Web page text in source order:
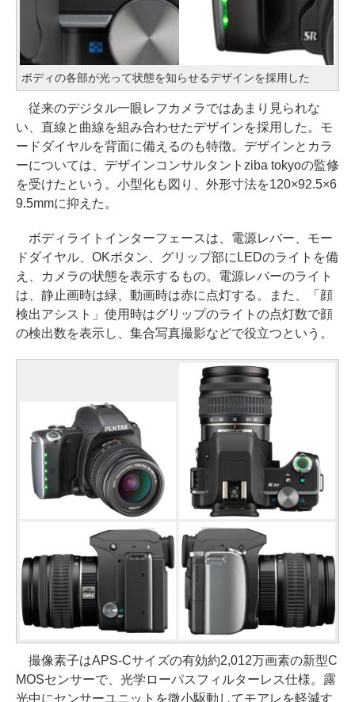
ボディの各部が光って状態を知らせるデザインを採用した
従来のデジタル一眼レフカメラではあまり見られな
い、直線と曲線を組み合わせたデザインを採用した。モ
ードダイヤルを背面に備えるのも特徴。デザインとカラ
ーについては、デザインコンサルタントziba tokyoの監修
を受けたという。小型化も図り、外形寸法を120×92.5×6
9.5mmに抑えた。
ボディライトインターフェースは、電源レバー、モー
ドダイヤル、OKボタン、グリップ部にLEDのライトを備
え、カメラの状態を表示するもの。電源レバーのライト
は、静止画時は緑、動画時は赤に点灯する。また、「顔
検出アシスト」使用時はグリップのライトの点灯数で顔
の検出数を表示し、集合写真撮影などで役立つという。
撮像素子はAPS-Cサイズの有効約2,012万画素の新型C
MOSセンサーで、光学ローパスフィルターレス仕様。露
光中にセンサーユニットを微小駆動してモアレを軽減す